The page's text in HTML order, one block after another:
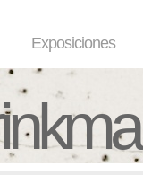
Exposiciones